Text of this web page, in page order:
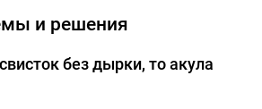
и решения
без дырки, то акула